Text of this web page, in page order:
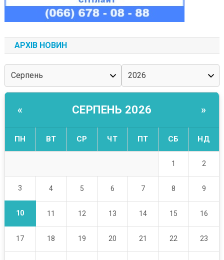
АРХІВ НОВИН
« СЕРПЕНЬ 2026 »
ПН ВТ СР ЧТ ПТ СБ НД
1 2
3 4 5 6 7 8 9
10 11 12 13 14 15 16
17 18 19 20 21 22 23